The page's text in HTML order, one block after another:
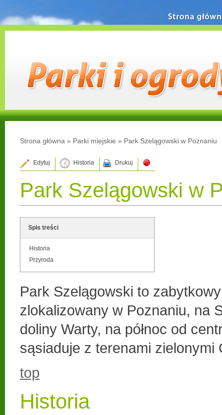
Strona główna » Parki miejskie » Park Szelągowski w Poznaniu
Edytuj Historia Drukuj
Park Szelągowski w
Spis treści
Historia
Przyroda
Park Szelągowski to
zlokalizowany w Poznaniu, na
doliny Warty, na północ od
sąsiaduje z terenami zielonymi
top
Historia
Strona główna